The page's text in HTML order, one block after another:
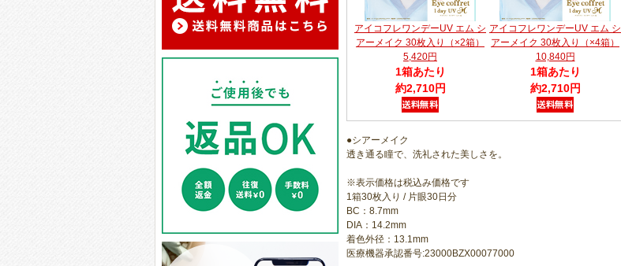
アイコフレワンデーUV エム シ
アーメイク 30枚入り（×2箱）
5,420円
1箱あたり
約2,710円
アイコフレワンデーUV エム シ
アーメイク 30枚入り（×4箱）
10,840円
1箱あたり
約2,710円
●シアーメイク
透き通る瞳で、洗礼された美しさを。
※表示価格は税込み価格です
1箱30枚入り / 片眼30日分
BC：8.7mm
DIA：14.2mm
着色外径：13.1mm
医療機器承認番号:23000BZX00077000